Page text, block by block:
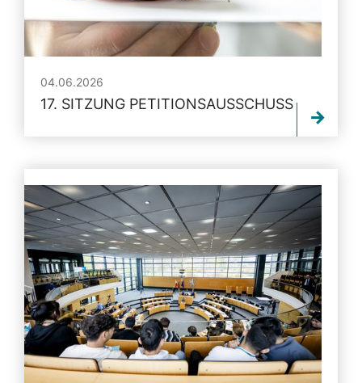
04.06.2026
17. SITZUNG PETITIONSAUSSCHUSS